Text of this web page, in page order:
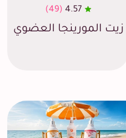
4.57
(49)
زيت المورينجا العضوي